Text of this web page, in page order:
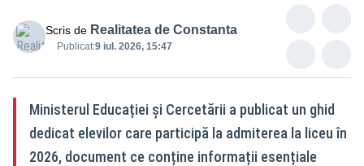
Scris de Realitatea de Constanta
Publicat:9 iul. 2026, 15:47
Ministerul Educației și Cercetării a publicat un ghid
dedicat elevilor care participă la admiterea la liceu în
2026, document ce conține informații esențiale